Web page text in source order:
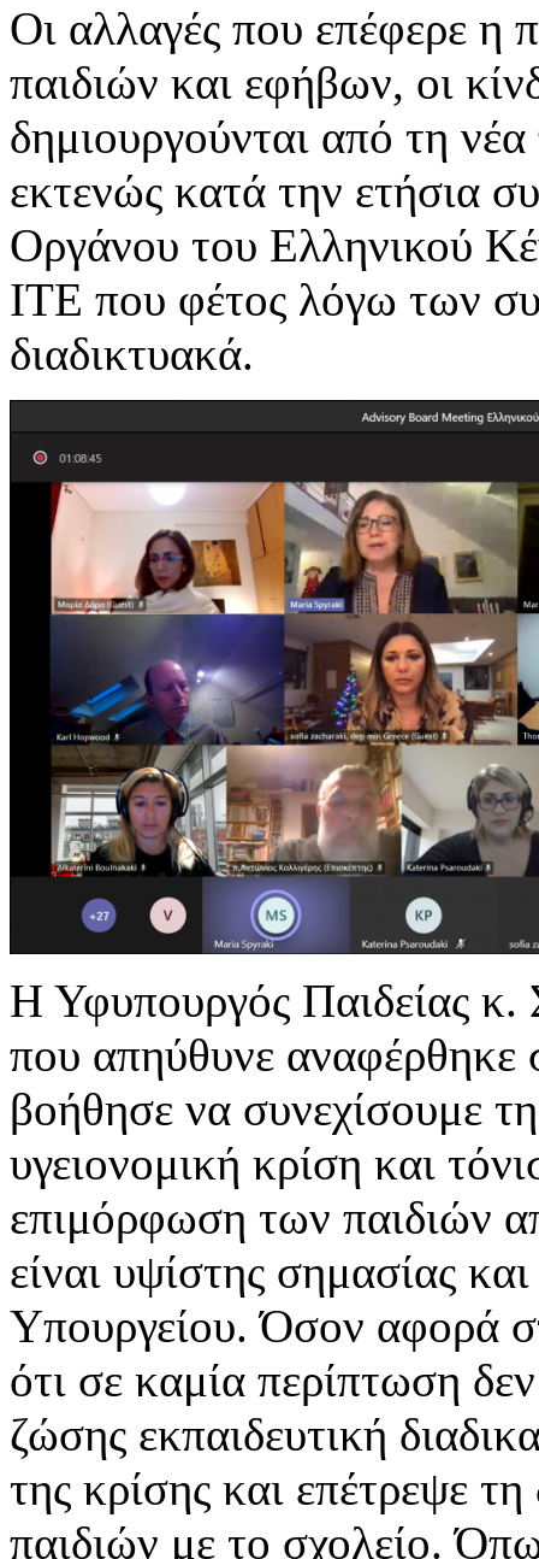
Οι αλλαγές που επέφερε η
παιδιών και εφήβων, οι
δημιουργούνται από τη
εκτενώς κατά την ετήσια
Οργάνου του Ελληνικού
ΙΤΕ που φέτος λόγω των
διαδικτυακά.
Η Υφυπουργός Παιδείας κ.
που απηύθυνε αναφέρθηκε
βοήθησε να συνεχίσουμε
υγειονομική κρίση και
επιμόρφωση των παιδιών
είναι υψίστης σημασίας
Υπουργείου. Όσον αφορά
ότι σε καμία περίπτωση
ζώσης εκπαιδευτική
της κρίσης και επέτρεψε
παιδιών με το σχολείο.